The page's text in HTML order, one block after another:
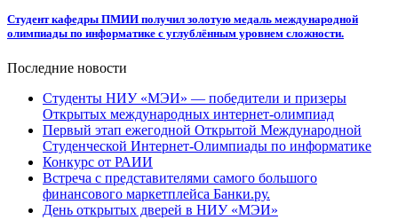
Студент кафедры ПМИИ получил золотую медаль международной
олимпиады по информатике с углублённым уровнем сложности.
Последние новости
Студенты НИУ «МЭИ» — победители и призеры
Открытых международных интернет-олимпиад
Первый этап ежегодной Открытой Международной
Студенческой Интернет-Олимпиады по информатике
Конкурс от РАИИ
Встреча с представителями самого большого
финансового маркетплейса Банки.ру.
День открытых дверей в НИУ «МЭИ»